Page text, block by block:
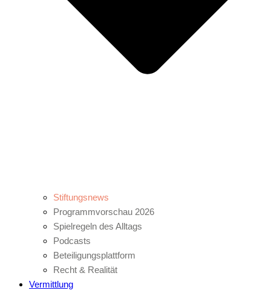
Stiftungsnews
Programmvorschau 2026
Spielregeln des Alltags
Podcasts
Beteiligungsplattform
Recht & Realität
Vermittlung